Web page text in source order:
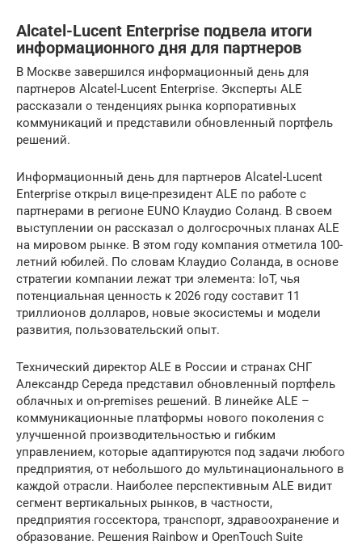
Alcatel-Lucent Enterprise подвела итоги
информационного дня для партнеров
В Москве завершился информационный день для
партнеров Alcatel-Lucent Enterprise. Эксперты ALE
рассказали о тенденциях рынка корпоративных
коммуникаций и представили обновленный портфель
решений.
Информационный день для партнеров Alcatel-Lucent
Enterprise открыл вице-президент ALE по работе с
партнерами в регионе EUNO Клаудио Соланд. В своем
выступлении он рассказал о долгосрочных планах ALE
на мировом рынке. В этом году компания отметила 100-
летний юбилей. По словам Клаудио Соланда, в основе
стратегии компании лежат три элемента: IoT, чья
потенциальная ценность к 2026 году составит 11
триллионов долларов, новые экосистемы и модели
развития, пользовательский опыт.
Технический директор ALE в России и странах СНГ
Александр Середа представил обновленный портфель
облачных и on-premises решений. В линейке ALE –
коммуникационные платформы нового поколения с
улучшенной производительностью и гибким
управлением, которые адаптируются под задачи любого
предприятия, от небольшого до мультинационального в
каждой отрасли. Наиболее перспективным ALE видит
сегмент вертикальных рынков, в частности,
предприятия госсектора, транспорт, здравоохранение и
образование. Решения Rainbow и OpenTouch Suite